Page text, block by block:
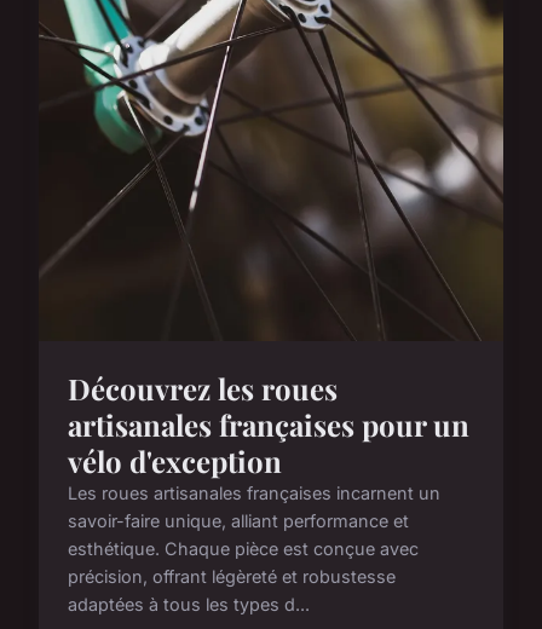
Découvrez les roues
artisanales françaises pour un
vélo d'exception
Les roues artisanales françaises incarnent un
savoir-faire unique, alliant performance et
esthétique. Chaque pièce est conçue avec
précision, offrant légèreté et robustesse
adaptées à tous les types d...